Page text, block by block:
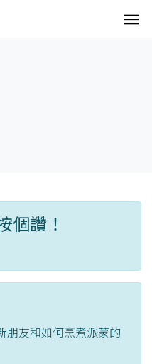
個讚！
朋友和如何烹煮派蒙的